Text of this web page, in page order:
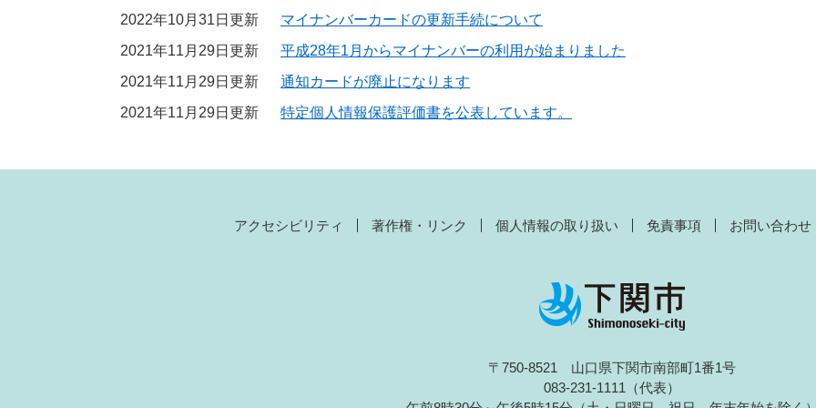
2022年10月31日更新
マイナンバーカードの更新手続について
2021年11月29日更新
平成28年1月からマイナンバーの利用が始まりました
2021年11月29日更新
通知カードが廃止になります
2021年11月29日更新
特定個人情報保護評価書を公表しています。
アクセシビリティ 著作権・リンク 個人情報の取り扱い 免責事項 お問い合わせ
〒750-8521 山口県下関市南部町1番1号
083-231-1111（代表）